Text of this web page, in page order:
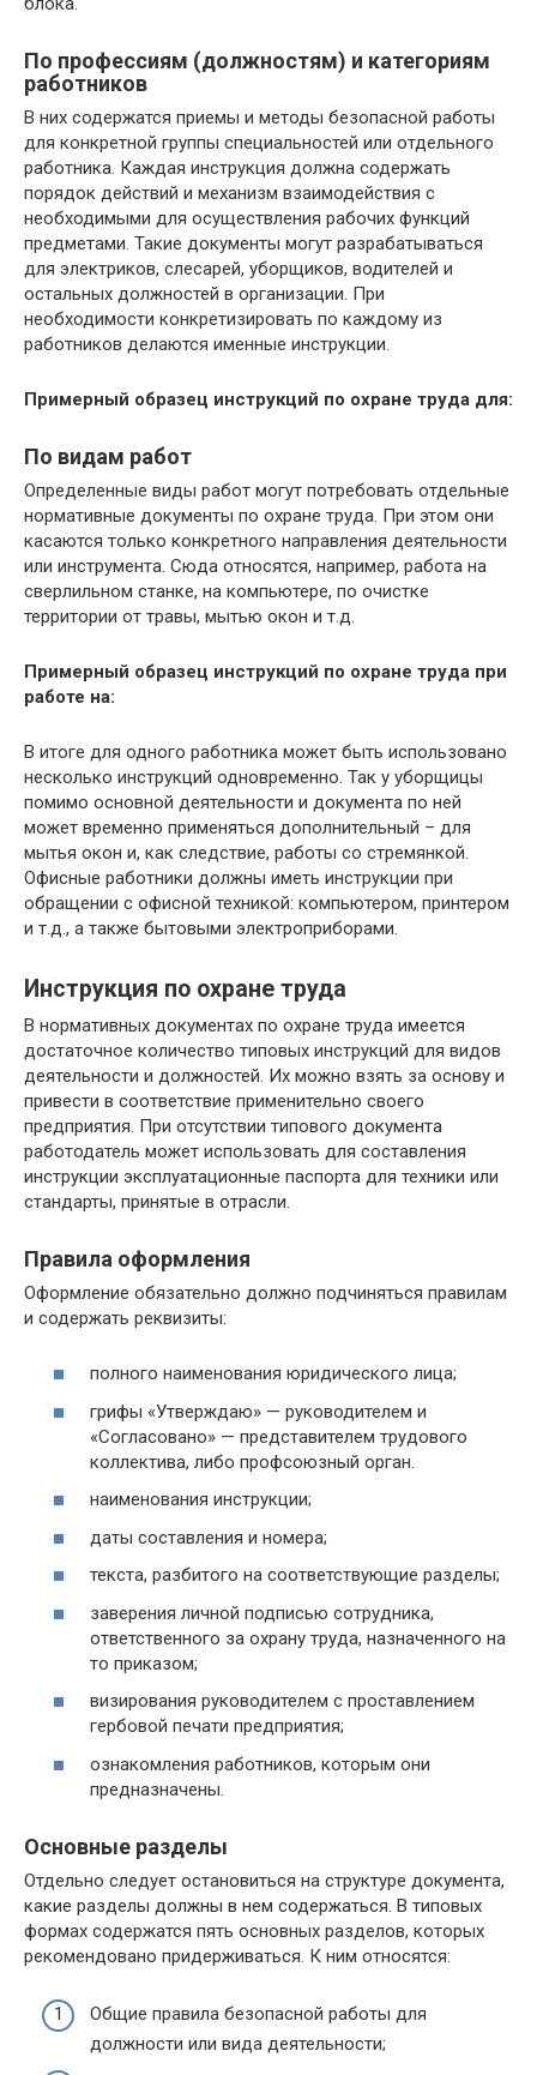
По профессиям (должностям) и категориям
работников
В них содержатся приемы и методы безопасной работы
для конкретной группы специальностей или отдельного
работника. Каждая инструкция должна содержать
порядок действий и механизм взаимодействия с
необходимыми для осуществления рабочих функций
предметами. Такие документы могут разрабатываться
для электриков, слесарей, уборщиков, водителей и
остальных должностей в организации. При
необходимости конкретизировать по каждому из
работников делаются именные инструкции.
Примерный образец инструкций по охране труда для:
По видам работ
Определенные виды работ могут потребовать отдельные
нормативные документы по охране труда. При этом они
касаются только конкретного направления деятельности
или инструмента. Сюда относятся, например, работа на
сверлильном станке, на компьютере, по очистке
территории от травы, мытью окон и т.д.
Примерный образец инструкций по охране труда при
работе на:
В итоге для одного работника может быть использовано
несколько инструкций одновременно. Так у уборщицы
помимо основной деятельности и документа по ней
может временно применяться дополнительный – для
мытья окон и, как следствие, работы со стремянкой.
Офисные работники должны иметь инструкции при
обращении с офисной техникой: компьютером, принтером
и т.д., а также бытовыми электроприборами.
Инструкция по охране труда
В нормативных документах по охране труда имеется
достаточное количество типовых инструкций для видов
деятельности и должностей. Их можно взять за основу и
привести в соответствие применительно своего
предприятия. При отсутствии типового документа
работодатель может использовать для составления
инструкции эксплуатационные паспорта для техники или
стандарты, принятые в отрасли.
Правила оформления
Оформление обязательно должно подчиняться правилам
и содержать реквизиты:
полного наименования юридического лица;
грифы «Утверждаю» — руководителем и
«Согласовано» — представителем трудового
коллектива, либо профсоюзный орган.
наименования инструкции;
даты составления и номера;
текста, разбитого на соответствующие разделы;
заверения личной подписью сотрудника,
ответственного за охрану труда, назначенного на
то приказом;
визирования руководителем с проставлением
гербовой печати предприятия;
ознакомления работников, которым они
предназначены.
Основные разделы
Отдельно следует остановиться на структуре документа,
какие разделы должны в нем содержаться. В типовых
формах содержатся пять основных разделов, которых
рекомендовано придерживаться. К ним относятся:
Общие правила безопасной работы для
должности или вида деятельности;